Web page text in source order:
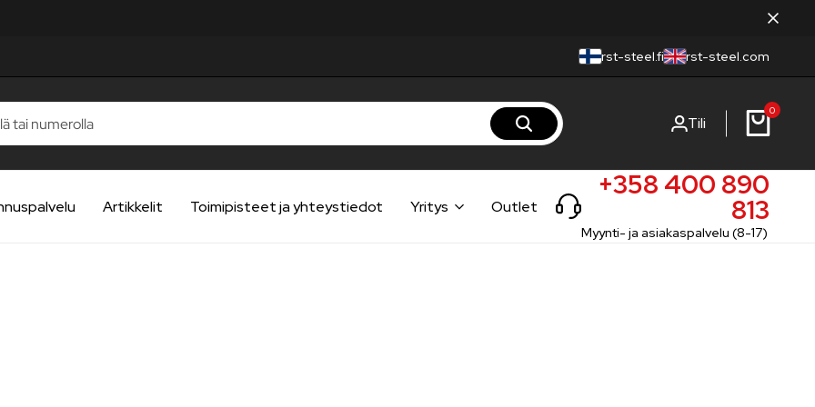
rst-steel.fi rst-steel.com
Tili
0
Artikkelit Toimipisteet ja yhteystiedot Yritys Outlet
+358 400 890
813
Myynti- ja asiakaspalvelu (8-17)